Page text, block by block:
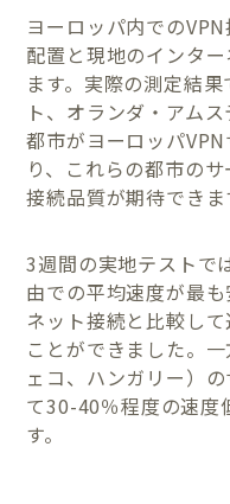
ヨーロッパ内での
配置と現地のインタ
ます。実際の測定結
ト、オランダ・アム
都市がヨーロッパ
り、これらの都市の
接続品質が期待できま
3週間の実地テストで
由での平均速度が最
ネット接続と比較し
ことができました。
ェコ、ハンガリー）
て30-40％程度の速度
す。